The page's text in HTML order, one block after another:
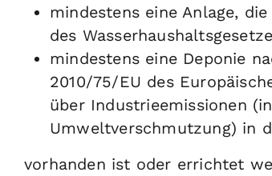
mindestens eine Anlage,
des
mindestens eine Deponie
2010/75/EU des
über Industrieemissionen
Umweltverschmutzung) in
vorhanden ist oder errichtet